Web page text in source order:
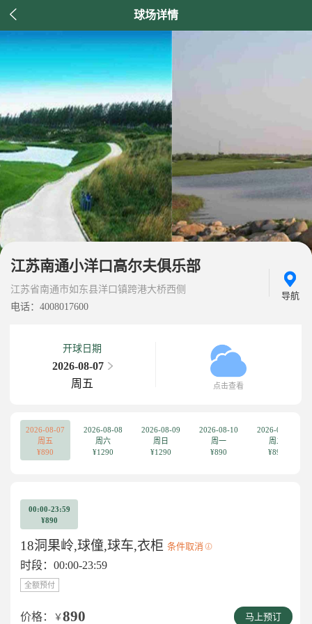
 球场详情
江苏南通小洋口高尔夫俱乐部
江苏省南通市如东县洋口镇跨港大桥西侧
电话：4008017600
导航
开球日期
2026-08-07
周五
点击查看
2026-08-07
周五
¥890
2026-08-08
周六
¥1290
2026-08-09
周日
¥1290
2026-08-10
周一
¥890
2026-08-11
周二
¥890
00:00-23:59
¥890
18洞果岭,球僮,球车,衣柜 条件取消
时段：00:00-23:59
全额预付
价格： ￥890 马上预订